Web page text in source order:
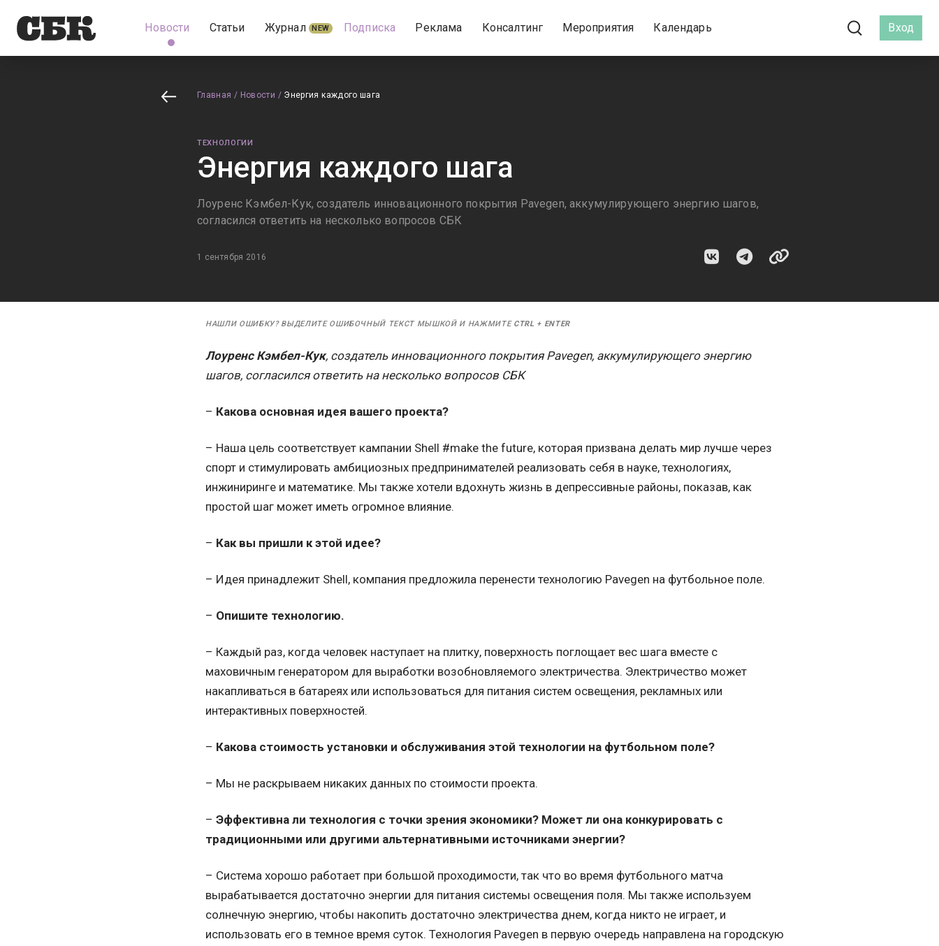
Новости Статьи Журнал NEW Подписка Реклама Консалтинг Мероприятия Календарь Вход
Главная / Новости / Энергия каждого шага
ТЕХНОЛОГИИ
Энергия каждого шага
Лоуренс Кэмбел-Кук, создатель инновационного покрытия Pavegen, аккумулирующего энергию шагов,
согласился ответить на несколько вопросов СБК
1 сентября 2016
НАШЛИ ОШИБКУ? ВЫДЕЛИТЕ ОШИБОЧНЫЙ ТЕКСТ МЫШКОЙ И НАЖМИТЕ CTRL + ENTER
Лоуренс Кэмбел-Кук, создатель инновационного покрытия Pavegen, аккумулирующего энергию
шагов, согласился ответить на несколько вопросов СБК
– Какова основная идея вашего проекта?
– Наша цель соответствует кампании Shell #make the future, которая призвана делать мир лучше через
спорт и стимулировать амбициозных предпринимателей реализовать себя в науке, технологиях,
инжиниринге и математике. Мы также хотели вдохнуть жизнь в депрессивные районы, показав, как
простой шаг может иметь огромное влияние.
– Как вы пришли к этой идее?
– Идея принадлежит Shell, компания предложила перенести технологию Pavegen на футбольное поле.
– Опишите технологию.
– Каждый раз, когда человек наступает на плитку, поверхность поглощает вес шага вместе с
маховичным генератором для выработки возобновляемого электричества. Электричество может
накапливаться в батареях или использоваться для питания систем освещения, рекламных или
интерактивных поверхностей.
– Какова стоимость установки и обслуживания этой технологии на футбольном поле?
– Мы не раскрываем никаких данных по стоимости проекта.
– Эффективна ли технология с точки зрения экономики? Может ли она конкурировать с
традиционными или другими альтернативными источниками энергии?
– Система хорошо работает при большой проходимости, так что во время футбольного матча
вырабатывается достаточно энергии для питания системы освещения поля. Мы также используем
солнечную энергию, чтобы накопить достаточно электричества днем, когда никто не играет, и
использовать его в темное время суток. Технология Pavegen в первую очередь направлена на городскую